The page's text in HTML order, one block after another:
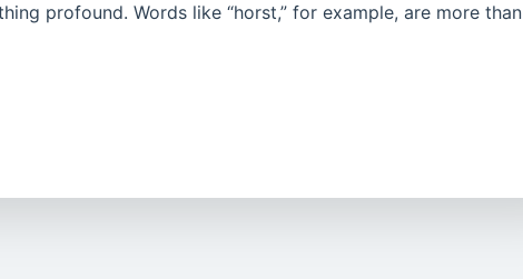
profound. Words like “horst,” for example, are more than